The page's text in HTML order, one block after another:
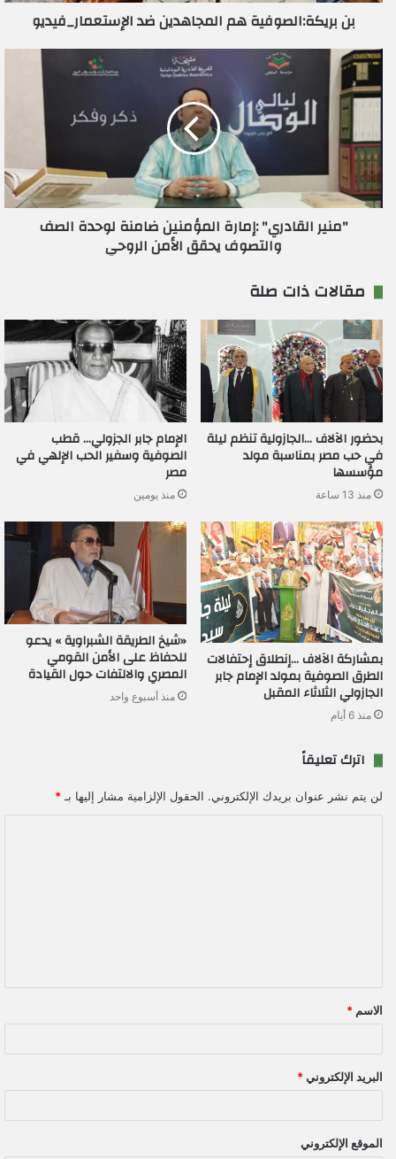
ن
ي
بن بريكة:الصوفية هم المجاهدين ضد الإستعمار_فيديو
"منير القادري" :إمارة المؤمنين ضامنة لوحدة الصف
والتصوف يحقق الأمن الروحي
مقالات ذات صلة
بحضور الآلاف …الجازولية تنظم ليلة
في حب مصر بمناسبة مولد
مؤسسها
منذ 13 ساعة
الإمام جابر الجزولي… قطب
الصوفية وسفير الحب الإلهي في
مصر
منذ يومين
بمشاركة الآلاف …إنطلاق إحتفالات
الطرق الصوفية بمولد الإمام جابر
الجازولي الثلاثاء المقبل
منذ 6 أيام
«شيخ الطريقة الشبراوية » يدعو
للحفاظ على الأمن القومي
المصري والالتفات حول القيادة
منذ أسبوع واحد
اترك تعليقاً
لن يتم نشر عنوان بريدك الإلكتروني. الحقول الإلزامية مشار إليها بـ *
ق
*
الاسم *
البريد الإلكتروني *
الموقع الإلكتروني